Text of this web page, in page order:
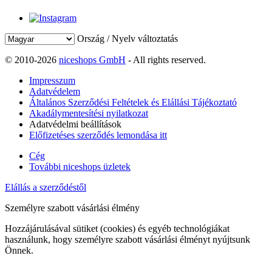
Ország / Nyelv változtatás
© 2010-2026 niceshops GmbH - All rights reserved.
Impresszum
Adatvédelem
Általános Szerződési Feltételek és Elállási Tájékoztató
Akadálymentesítési nyilatkozat
Adatvédelmi beállítások
Előfizetéses szerződés lemondása itt
Cég
További niceshops üzletek
Elállás a szerződéstől
Személyre szabott vásárlási élmény
Hozzájárulásával sütiket (cookies) és egyéb technológiákat
használunk, hogy személyre szabott vásárlási élményt nyújtsunk
Önnek.